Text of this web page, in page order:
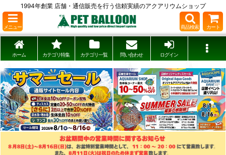
1994年創業 店舗・通信販売を行う信頼実績のアクアリウムショップ
メニュー 商品検索 カート
ホーム カテゴリ特集 カテゴリ一覧 問い合わせ ログイン